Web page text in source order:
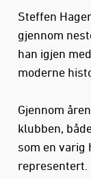
Steffen
gjennom
han igjen med
moderne
Gjennom
klubben,
som en varig
representert.